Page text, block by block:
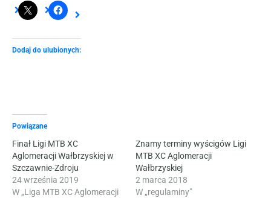
Dodaj do ulubionych:
Powiązane
Finał Ligi MTB XC
Aglomeracji Wałbrzyskiej w
Szczawnie-Zdroju
24 września 2019
W „Liga MTB XC Aglomeracji
Znamy terminy wyścigów Ligi
MTB XC Aglomeracji
Wałbrzyskiej
2 marca 2018
W „regulaminy"